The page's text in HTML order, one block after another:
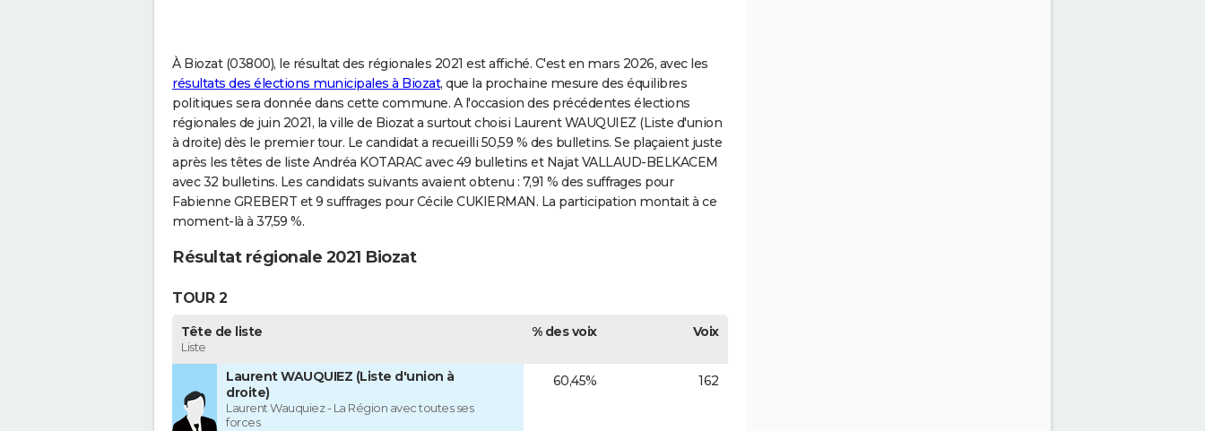
À Biozat (03800), le résultat des régionales 2021 est affiché. C'est en mars 2026, avec les
résultats des élections municipales à Biozat, que la prochaine mesure des équilibres
politiques sera donnée dans cette commune. A l'occasion des précédentes élections
régionales de juin 2021, la ville de Biozat a surtout choisi Laurent WAUQUIEZ (Liste d'union
à droite) dès le premier tour. Le candidat a recueilli 50,59 % des bulletins. Se plaçaient juste
après les têtes de liste Andréa KOTARAC avec 49 bulletins et Najat VALLAUD-BELKACEM
avec 32 bulletins. Les candidats suivants avaient obtenu : 7,91 % des suffrages pour
Fabienne GREBERT et 9 suffrages pour Cécile CUKIERMAN. La participation montait à ce
moment-là à 37,59 %.
Résultat régionale 2021 Biozat
TOUR 2
Tête de liste
Liste
% des voix Voix
Laurent WAUQUIEZ (Liste d'union à
droite)
Laurent Wauquiez - La Région avec toutes ses
forces
60,45% 162